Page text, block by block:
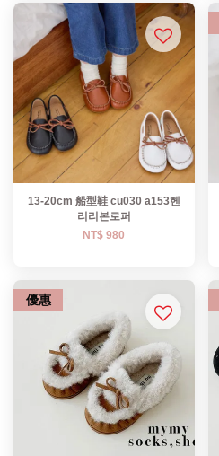
13-20cm 船型鞋 cu030 a153헨
리리본로퍼
NT$ 980
優惠